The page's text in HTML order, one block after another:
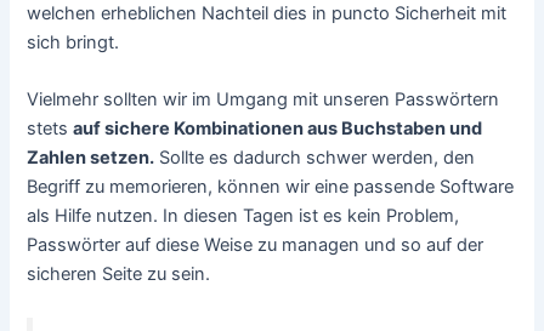
welchen erheblichen Nachteil dies in puncto Sicherheit mit
sich bringt.
Vielmehr sollten wir im Umgang mit unseren Passwörtern
stetsauf sichere Kombinationen aus Buchstaben und
Zahlen setzen. Sollte es dadurch schwer werden, den
Begriff zu memorieren, können wir eine passende Software
als Hilfe nutzen. In diesen Tagen ist es kein Problem,
Passwörter auf diese Weise zu managen und so auf der
sicheren Seite zu sein.